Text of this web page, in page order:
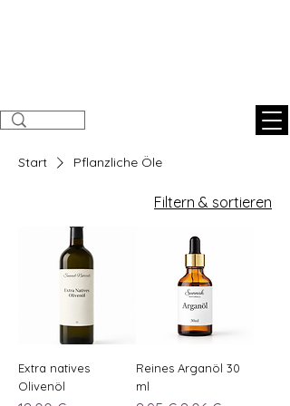
Start Pflanzliche Öle
Filtern & sortieren
Extra natives
Olivenöl
Reines Arganöl 30
ml